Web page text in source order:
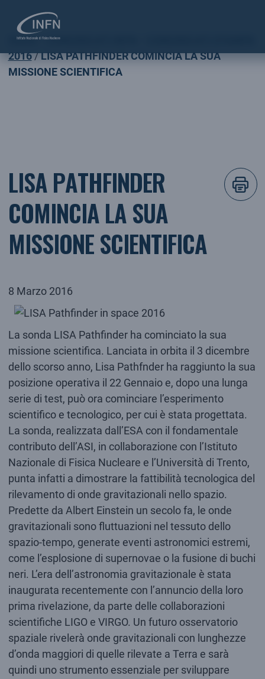
Home COMUNICATI INFN
2016
LISA PATHFINDER COMINCIA LA SUA
MISSIONE SCIENTIFICA
LISA PATHFINDER
COMINCIA LA SUA
MISSIONE SCIENTIFICA
8 Marzo 2016
La sonda LISA Pathfinder ha cominciato la sua
missione scientifica. Lanciata in orbita il 3 dicembre
dello scorso anno, Lisa Pathfnder ha raggiunto la sua
posizione operativa il 22 Gennaio e, dopo una lunga
serie di test, può ora cominciare l’esperimento
scientifico e tecnologico, per cui è stata progettata.
La sonda, realizzata dall’ESA con il fondamentale
contributo dell’ASI, in collaborazione con l’Istituto
Nazionale di Fisica Nucleare e l’Università di Trento,
punta infatti a dimostrare la fattibilità tecnologica del
rilevamento di onde gravitazionali nello spazio.
Predette da Albert Einstein un secolo fa, le onde
gravitazionali sono fluttuazioni nel tessuto dello
spazio-tempo, generate eventi astronomici estremi,
come l’esplosione di supernovae o la fusione di buchi
neri. L’era dell’astronomia gravitazionale è stata
inaugurata recentemente con l’annuncio della loro
prima rivelazione, da parte delle collaborazioni
scientifiche LIGO e VIRGO. Un futuro osservatorio
spaziale rivelerà onde gravitazionali con lunghezze
d’onda maggiori di quelle rilevate a Terra e sarà
quindi uno strumento essenziale per sviluppare